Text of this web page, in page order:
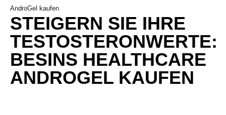
AndroGel kaufen
STEIGERN SIE IHRE
TESTOSTERONWERTE:
BESINS HEALTHCARE
ANDROGEL KAUFEN